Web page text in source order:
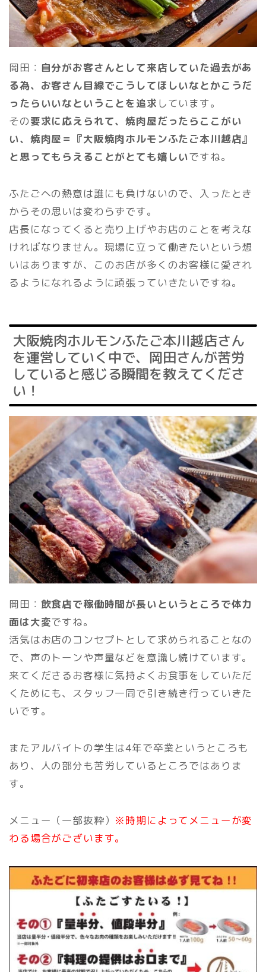
岡田： 自分がお客さんとして来店していた過去があ
る為、お客さん目線でこうしてほしいなとかこうだ
ったらいいなということを追求 しています。
その要求に応えられて、焼肉屋だったらここがい
い、焼肉屋＝『大阪焼肉ホルモンふたご本川越店』
と思ってもらえることがとても嬉しいですね。
ふたごへの熱意は誰にも負けないので、入ったとき
からその思いは変わらずです。
店長になってくると売り上げやお店のことを考えな
ければなりません。現場に立って働きたいという想
いはありますが、このお店が多くのお客様に愛され
るようになれるように頑張っていきたいですね。
大阪焼肉ホルモンふたご本川越店さん
を運営していく中で、岡田さんが苦労
していると感じる瞬間を教えてくださ
い！
岡田： 飲食店で稼働時間が長いというところで体力
面は大変ですね。
活気はお店のコンセプトとして求められることなの
で、声のトーンや声量などを意識し続けています。
来てくださるお客様に気持よくお食事をしていただ
くためにも、スタッフ一同で引き続き行っていきた
いです。
またアルバイトの学生は4年で卒業というところも
あり、人の部分も苦労しているところではありま
す。
メニュー（一部抜粋） ※時期によってメニューが変
わる場合がございます。